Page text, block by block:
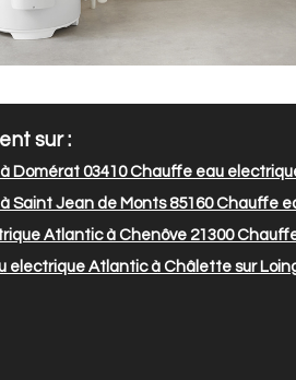
sur :
Domérat 03410Chauffe eau
Saint Jean de Monts 85160Chauffe
Atlantic à Chenôve 21300
electrique Atlantic à Châlette sur